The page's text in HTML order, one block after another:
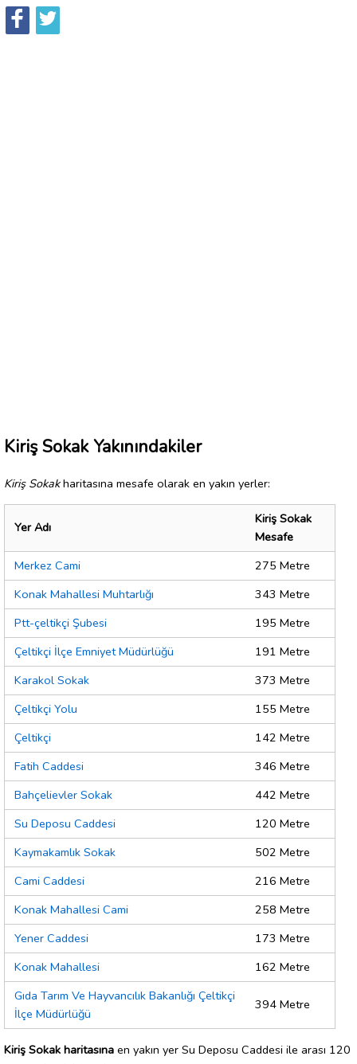
Kiriş Sokak Yakınındakiler
Kiriş Sokakharitasına mesafe olarak en yakın yerler:
Yer Adı
Kiriş Sokak
Mesafe
Merkez Cami
275 Metre
Konak Mahallesi Muhtarlığı
343 Metre
Ptt-çeltikçi Şubesi
195 Metre
Çeltikçi İlçe Emniyet Müdürlüğü
191 Metre
Karakol Sokak
373 Metre
Çeltikçi Yolu
155 Metre
Çeltikçi
142 Metre
Fatih Caddesi
346 Metre
Bahçelievler Sokak
442 Metre
Su Deposu Caddesi
120 Metre
Kaymakamlık Sokak
502 Metre
Cami Caddesi
216 Metre
Konak Mahallesi Cami
258 Metre
Yener Caddesi
173 Metre
Konak Mahallesi
162 Metre
Gıda Tarım Ve Hayvancılık Bakanlığı Çeltikçi
İlçe Müdürlüğü
394 Metre
Kiriş Sokak haritasına en yakın yer Su Deposu Caddesi ile arası 120